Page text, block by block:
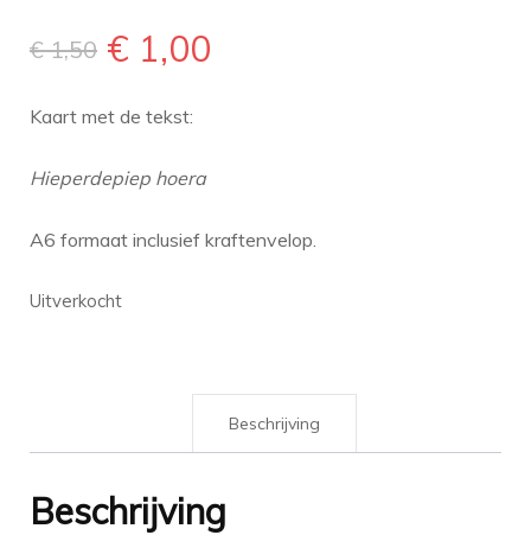
€1,50 Oorspronkelijke
prijs
€ 1,00
Kaart met de tekst:
Hieperdepiep hoera
A6 formaat inclusief kraftenvelop.
Uitverkocht
Beschrijving
Beschrijving